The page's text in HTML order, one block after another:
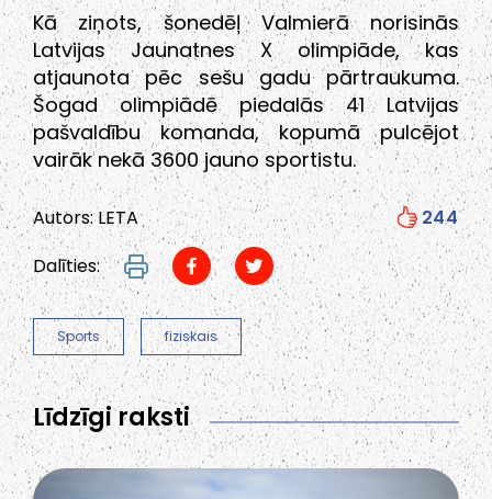
Kā ziņots, šonedēļ Valmierā norisinās
Latvijas Jaunatnes X olimpiāde, kas
atjaunota pēc sešu gadu pārtraukuma.
Šogad olimpiādē piedalās 41 Latvijas
pašvaldību komanda, kopumā pulcējot
vairāk nekā 3600 jauno sportistu.
Autors: LETA
244
Dalīties:
Sports fiziskais
Līdzīgi raksti